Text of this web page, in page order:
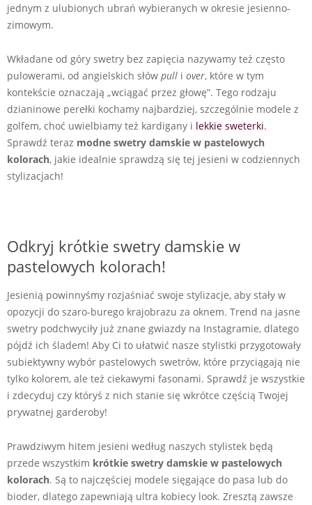
jednym z ulubionych ubrań wybieranych w okresie jesienno-
zimowym.
Wkładane od góry swetry bez zapięcia nazywamy też często
pulowerami, od angielskich słów pull i over, które w tym
kontekście oznaczają „wciągać przez głowę”. Tego rodzaju
dzianinowe perełki kochamy najbardziej, szczególnie modele z
golfem, choć uwielbiamy też kardigany i lekkie sweterki.
Sprawdź teraz modne swetry damskie w pastelowych
kolorach, jakie idealnie sprawdzą się tej jesieni w codziennych
stylizacjach!
Odkryj krótkie swetry damskie w
pastelowych kolorach!
Jesienią powinnyśmy rozjaśniać swoje stylizacje, aby stały w
opozycji do szaro-burego krajobrazu za oknem. Trend na jasne
swetry podchwyciły już znane gwiazdy na Instagramie, dlatego
pójdź ich śladem! Aby Ci to ułatwić nasze stylistki przygotowały
subiektywny wybór pastelowych swetrów, które przyciągają nie
tylko kolorem, ale też ciekawymi fasonami. Sprawdź je wszystkie
i zdecyduj czy któryś z nich stanie się wkrótce częścią Twojej
prywatnej garderoby!
Prawdziwym hitem jesieni według naszych stylistek będą
przede wszystkim krótkie swetry damskie w pastelowych
kolorach. Są to najczęściej modele sięgające do pasa lub do
bioder, dlatego zapewniają ultra kobiecy look. Zresztą zawsze